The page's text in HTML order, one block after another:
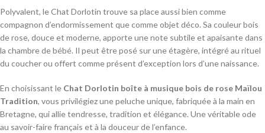
Polyvalent, le Chat Dorlotin trouve sa place aussi bien comme
compagnon d’endormissement que comme objet déco. Sa couleur bois
de rose, douce et moderne, apporte une note subtile et apaisante dans
la chambre de bébé. Il peut être posé sur une étagère, intégré au rituel
du coucher ou offert comme présent d’exception lors d’une naissance.
En choisissant le Chat Dorlotin boîte à musique bois de rose Maïlou
Tradition, vous privilégiez une peluche unique, fabriquée à la main en
Bretagne, qui allie tendresse, tradition et élégance. Une véritable ode
au savoir-faire français et à la douceur de l’enfance.